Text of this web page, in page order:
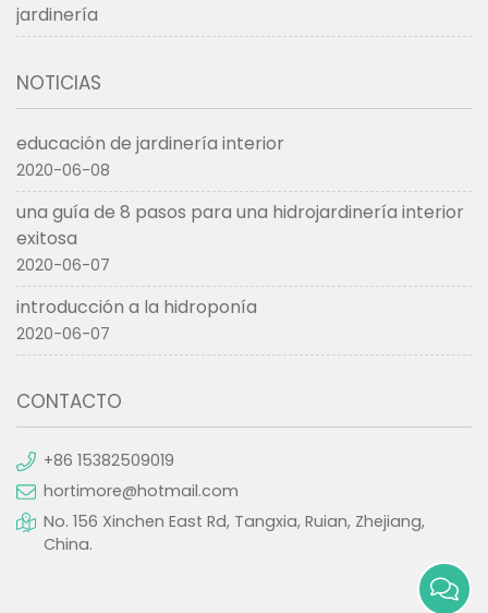
jardinería
NOTICIAS
educación de jardinería interior
2020-06-08
una guía de 8 pasos para una hidrojardinería interior
exitosa
2020-06-07
introducción a la hidroponía
2020-06-07
CONTACTO
+86 15382509019
hortimore@hotmail.com
No. 156 Xinchen East Rd, Tangxia, Ruian, Zhejiang,
China.